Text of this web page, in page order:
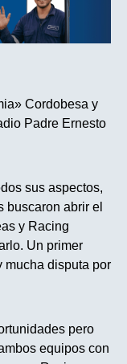
Cordobesa y
Padre Ernesto
sus aspectos,
buscaron abrir el
y Racing
Un primer
mucha disputa por
pero
equipos con